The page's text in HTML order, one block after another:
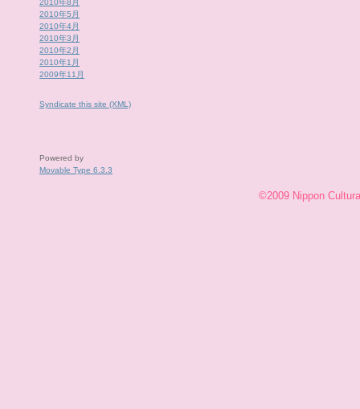
2010年8月
2010年5月
2010年4月
2010年3月
2010年2月
2010年1月
2009年11月
Syndicate this site (XML)
Powered by
Movable Type 6.3.3
©2009 Nippon